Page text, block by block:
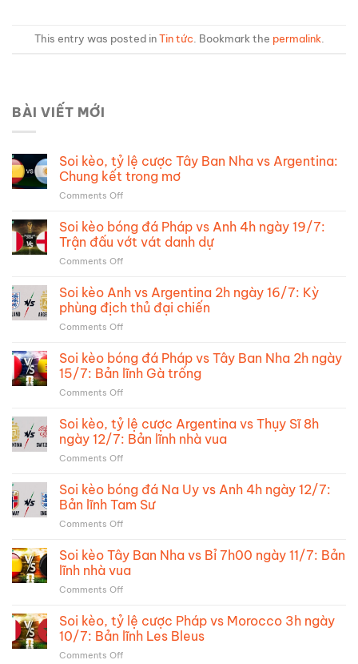
This entry was posted inTin tức. Bookmark the permalink.
BÀI VIẾT MỚI
Soi kèo, tỷ lệ cược Tây Ban Nha vs Argentina:
Chung kết trong mơ
Comments Offon
kèo,
tỷ
lệ
cược
Ban
Nha
kết
trong
Soi kèo bóng đá Pháp vs Anh 4h ngày 19/7:
Trận đấu vớt vát danh dự
Comments Offon
kèo
bóng
đá
Pháp
Anh
4h
đấu
vớt
Soi kèo Anh vs Argentina 2h ngày 16/7: Kỳ
phùng địch thủ đại chiến
Comments Offon
kèo
Anh
vs
Argentina
ngày
16/7:
thủ
đại
Soi kèo bóng đá Pháp vs Tây Ban Nha 2h ngày
15/7: Bản lĩnh Gà trống
Comments Offon
kèo
bóng
đá
Pháp
Tây
Ban
15/7:
Bản
Soi kèo, tỷ lệ cược Argentina vs Thụy Sĩ 8h
ngày 12/7: Bản lĩnh nhà vua
Comments Offon
kèo,
lệ
cược
vs
Thụy
12/7:
Bản
Soi kèo bóng đá Na Uy vs Anh 4h ngày 12/7:
Bản lĩnh Tam Sư
Comments Offon
kèo
bóng
đá
Na
vs
Anh
Soi kèo Tây Ban Nha vs Bỉ 7h00 ngày 11/7: Bản
lĩnh nhà vua
Comments Offon
kèo
Tây
Ban
Nha
Soi kèo, tỷ lệ cược Pháp vs Morocco 3h ngày
10/7: Bản lĩnh Les Bleus
Comments Offon